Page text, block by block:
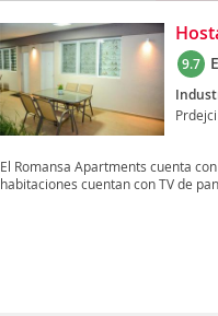
9.7
Prdejci
El Romansa Apartments cuenta
habitaciones cuentan con TV de